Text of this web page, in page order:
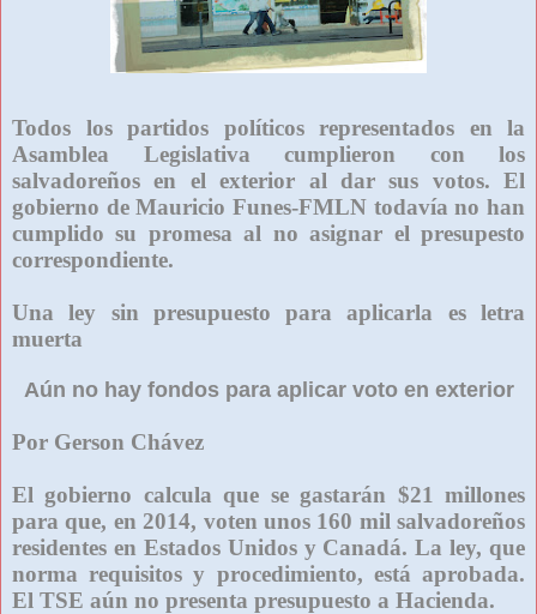
Todos los partidos políticos representados en la
Asamblea Legislativa cumplieron con los
salvadoreños en el exterior al dar sus votos. El
gobierno de Mauricio Funes-FMLN todavía no han
cumplido su promesa al no asignar el presupesto
correspondiente.
Una ley sin presupuesto para aplicarla es letra
muerta
Aún no hay fondos para aplicar voto en exterior
Por Gerson Chávez
El gobierno calcula que se gastarán $21 millones
para que, en 2014, voten unos 160 mil salvadoreños
residentes en Estados Unidos y Canadá. La ley, que
norma requisitos y procedimiento, está aprobada.
El TSE aún no presenta presupuesto a Hacienda.